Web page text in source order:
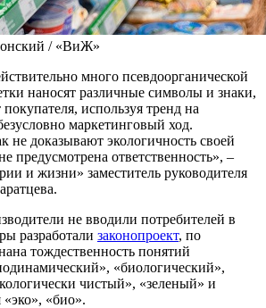
/ «ВиЖ»
много псевдоорганической
наносят различные символы и знаки,
используя тренд на
маркетинговый ход.
не доказывают экологичность своей
предусмотрена ответственность», –
и жизни» заместитель руководителя
не вводили потребителей в
разработали законопроект, по
тождественность понятий
«биологический»,
чистый», «зеленый» и
«био».